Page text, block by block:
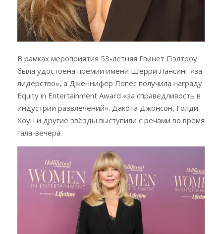
В рамках мероприятия 53-летняя Гвинет Пэлтроу
была удостоена премии имени Шерри Лансинг «за
лидерство», а Дженнифер Лопес получила награду
Equity in Entertainment Award «за справедливость в
индустрии развлечений». Дакота Джонсон, Голди
Хоун и другие звёзды выступили с речами во время
гала-вечера.